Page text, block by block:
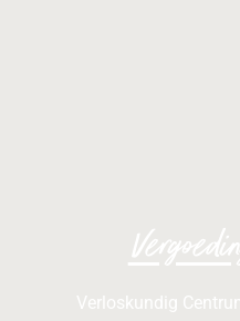
Verloskundig